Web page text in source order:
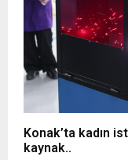
Konak’ta kadın
kaynak..